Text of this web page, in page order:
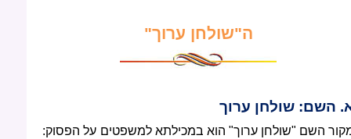
ה"שולחן ערוך"
השם: שולחן ערוך
השם "שולחן ערוך" הוא במכילתא למשפטים על הפסוק: